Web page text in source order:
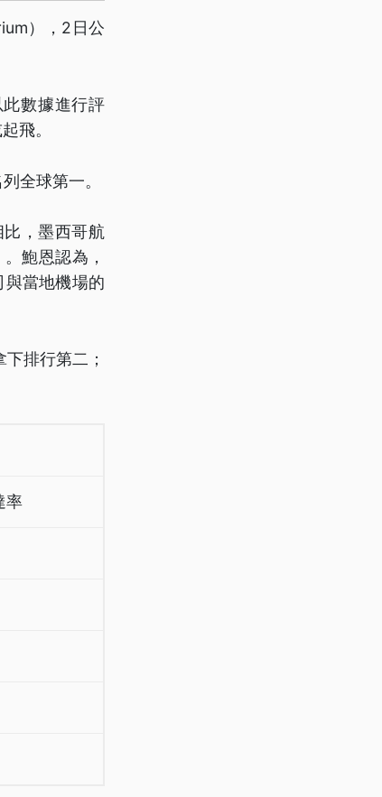
），2日公
數據進行評
飛。
全球第一。
比，墨西哥航
鮑恩認為，
當地機場的
排行第二；
率